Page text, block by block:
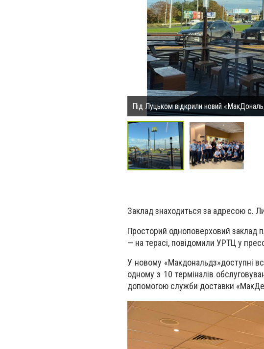
Під Луцьком відкрили новий
Заклад знаходиться за адресою с.
Просторий одноповерховий заклад
— на терасі, повідомили УРТЦ у
У новому «Макдональдз»доступні
одному з 10 терміналів
допомогою служби доставки